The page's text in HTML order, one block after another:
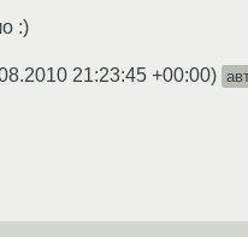
:)
21:23:45 +00:00)